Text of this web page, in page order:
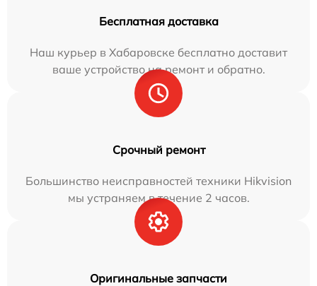
Бесплатная доставка
Наш курьер в Хабаровске бесплатно доставит
ваше устройство на ремонт и обратно.
Срочный ремонт
Большинство неисправностей техники Hikvision
мы устраняем в течение 2 часов.
Оригинальные запчасти